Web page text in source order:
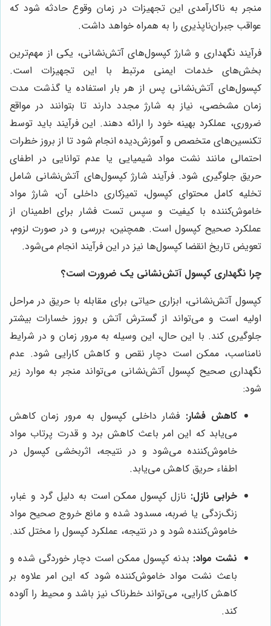
منجر به ناکارآمدی این تجهیزات در زمان وقوع حادثه شود که
عواقب جبران‌ناپذیری را به همراه خواهد داشت.
فرآیند نگهداری و شارژ کپسول‌های آتش‌نشانی، یکی از مهم‌ترین
بخش‌های خدمات ایمنی مرتبط با این تجهیزات است.
کپسول‌های آتش‌نشانی پس از هر بار استفاده یا گذشت مدت
زمان مشخصی، نیاز به شارژ مجدد دارند تا بتوانند در مواقع
ضروری، عملکرد بهینه خود را ارائه دهند. این فرآیند باید توسط
تکنسین‌های متخصص و آموزش‌دیده انجام شود تا از بروز خطرات
احتمالی مانند نشت مواد شیمیایی یا عدم توانایی در اطفای
حریق جلوگیری شود. فرآیند شارژ کپسول‌های آتش‌نشانی شامل
تخلیه کامل محتوای کپسول، تمیزکاری داخلی آن، شارژ مواد
خاموش‌کننده با کیفیت و سپس تست فشار برای اطمینان از
عملکرد صحیح کپسول است. همچنین، بررسی و در صورت لزوم،
تعویض تاریخ انقضا کپسول‌ها نیز در این فرآیند انجام می‌شود.
چرا نگهداری کپسول آتش‌نشانی یک ضرورت است؟
کپسول آتش‌نشانی، ابزاری حیاتی برای مقابله با حریق در مراحل
اولیه است و می‌تواند از گسترش آتش و بروز خسارات بیشتر
جلوگیری کند. با این حال، این وسیله به مرور زمان و در شرایط
نامناسب، ممکن است دچار نقص و کاهش کارایی شود. عدم
نگهداری صحیح کپسول آتش‌نشانی می‌تواند منجر به موارد زیر
شود:
کاهش فشار: فشار داخلی کپسول به مرور زمان کاهش
می‌یابد که این امر باعث کاهش برد و قدرت پرتاب مواد
خاموش‌کننده می‌شود و در نتیجه، اثربخشی کپسول در
اطفاء حریق کاهش می‌یابد.
خرابی نازل: نازل کپسول ممکن است به دلیل گرد و غبار،
زنگ‌زدگی یا ضربه، مسدود شده و مانع خروج صحیح مواد
خاموش‌کننده شود و در نتیجه، عملکرد کپسول را مختل کند.
نشت مواد: بدنه کپسول ممکن است دچار خوردگی شده و
باعث نشت مواد خاموش‌کننده شود که این امر علاوه بر
کاهش کارایی، می‌تواند خطرناک نیز باشد و محیط را آلوده
کند.